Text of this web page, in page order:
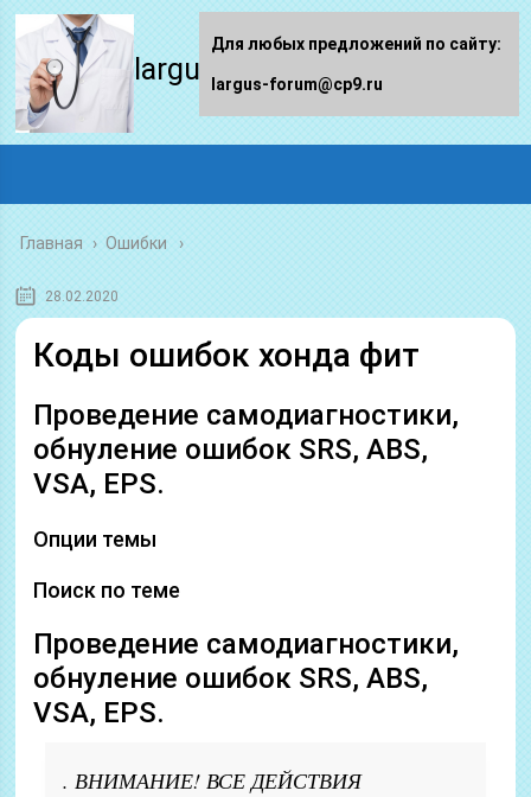
largus-forum.ru
Главная › Ошибки
28.02.2020
Коды ошибок хонда фит
Проведение самодиагностики,
обнуление ошибок SRS, ABS,
VSA, EPS.
Опции темы
Поиск по теме
Проведение самодиагностики,
обнуление ошибок SRS, ABS,
VSA, EPS.
. ВНИМАНИЕ! ВСЕ ДЕЙСТВИЯ
Для любых предложений по сайту:
largus-forum@cp9.ru